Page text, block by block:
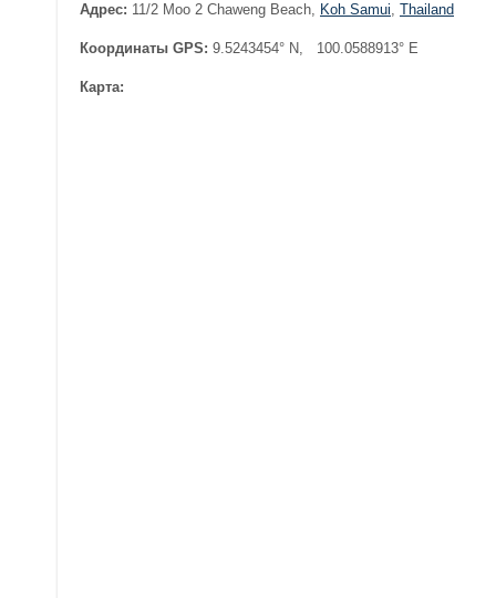
Адрес: 11/2 Moo 2 Chaweng Beach, Koh Samui, Thailand
Координаты GPS: 9.5243454° N, 100.0588913° E
Карта: